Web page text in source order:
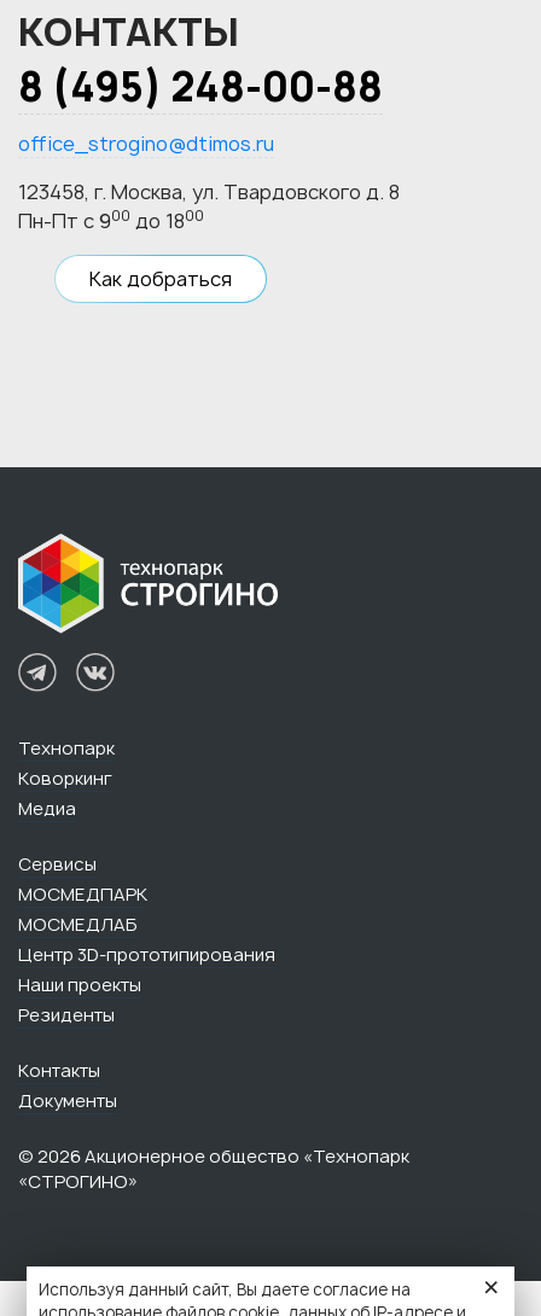
КОНТАКТЫ
8 (495) 248-00-88
office_strogino@dtimos.ru
123458, г. Москва, ул. Твардовского д. 8
Пн-Пт с 900 до 1800
Как добраться
Технопарк
Коворкинг
Медиа
Сервисы
МОСМЕДПАРК
МОСМЕДЛАБ
Центр 3D-прототипирования
Наши проекты
Резиденты
Контакты
Документы
© 2026 Акционерное общество «Технопарк
«СТРОГИНО»‎‎
Используя данный сайт, Вы даете согласие на
×